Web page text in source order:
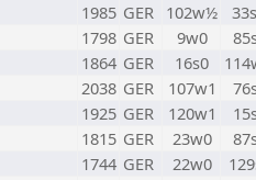
1985 GER 102w½
1798 GER 9w0
1864 GER 16s0
2038 GER 107w1
1925 GER 120w1
1815 GER 23w0
1744 GER 22w0